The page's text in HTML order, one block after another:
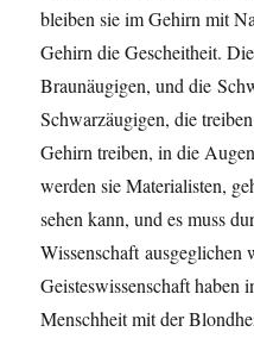
bleiben sie im Gehirn mit
Gehirn die Gescheitheit.
Braunäugigen, und die
Schwarzäugigen, die
Gehirn treiben, in die
werden sie Materialisten,
sehen kann, und es muss
Wissenschaft ausgeglichen
Geisteswissenschaft haben
Menschheit mit der